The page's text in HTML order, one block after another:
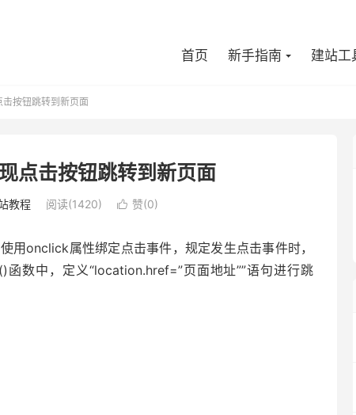
首页 新手指南 建站工
按钮跳转到新页面
点击按钮跳转到新页面
教程 阅读(1420)  赞(0)
用onclick属性绑定点击事件，规定发生点击事件时，
数中，定义“location.href=”页面地址””语句进行跳